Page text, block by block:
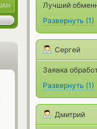
Лучший
Развернуть (1)
Сергей
Заявка
Развернуть (1)
Дмитрий